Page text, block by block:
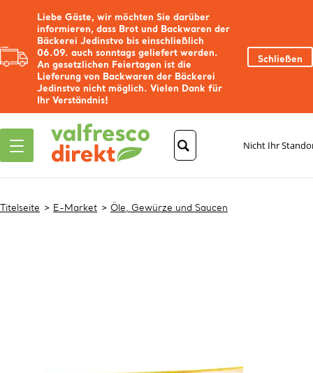
Liebe Gäste, wir möchten Sie darüber
informieren, dass Brot und Backwaren der
Bäckerei Jedinstvo bis einschließlich
06.09. auch sonntags geliefert werden.
An gesetzlichen Feiertagen ist die
Lieferung von Backwaren der Bäckerei
Jedinstvo nicht möglich. Vielen Dank für
Ihr Verständnis!
Schließen
Nicht Ihr
Titelseite E-Market Öle, Gewürze und Saucen